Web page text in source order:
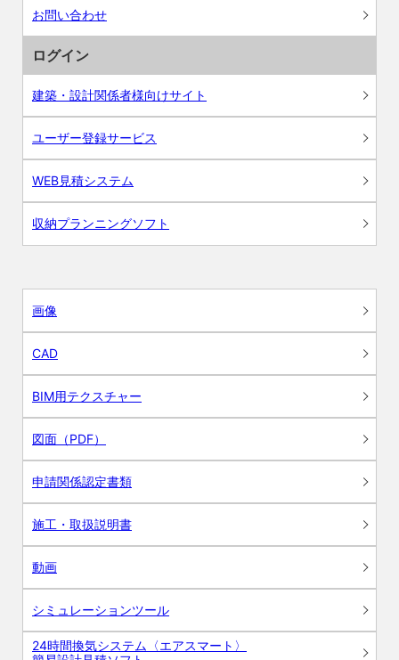
お問い合わせ
ログイン
建築・設計関係者様向けサイト
ユーザー登録サービス
WEB見積システム
収納プランニングソフト
画像
CAD
BIM用テクスチャー
図面（PDF）
申請関係認定書類
施工・取扱説明書
動画
シミュレーションツール
24時間換気システム〈エアスマート〉